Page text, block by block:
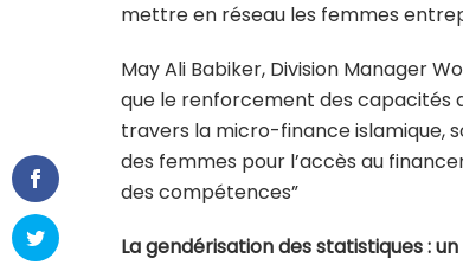
mettre en réseau les femmes
May Ali Babiker, Division Manager
que le renforcement des capacités
travers la micro-finance islamique,
des femmes pour l’accès au
des compétences”
La gendérisation des statistiques :